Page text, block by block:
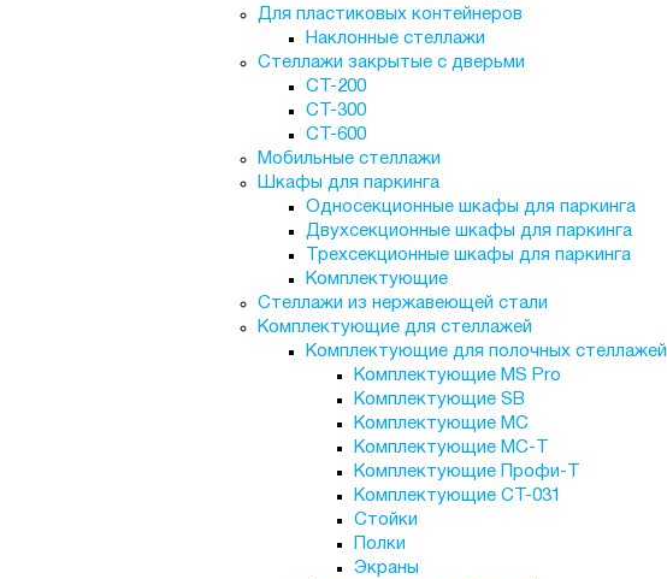
Для пластиковых контейнеров
Наклонные стеллажи
Стеллажи закрытые с дверьми
СТ-200
СТ-300
СТ-600
Мобильные стеллажи
Шкафы для паркинга
Односекционные шкафы для паркинга
Двухсекционные шкафы для паркинга
Трехсекционные шкафы для паркинга
Комплектующие
Стеллажи из нержавеющей стали
Комплектующие для стеллажей
Комплектующие для полочных стеллажей
Комплектующие MS Pro
Комплектующие SB
Комплектующие МС
Комплектующие МС-Т
Комплектующие Профи-Т
Комплектующие СТ-031
Стойки
Полки
Экраны